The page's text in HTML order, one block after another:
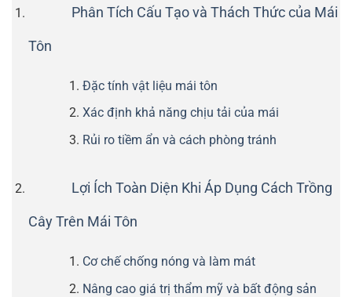
Phân Tích Cấu Tạo và Thách Thức của Mái
Tôn
Đặc tính vật liệu mái tôn
Xác định khả năng chịu tải của mái
Rủi ro tiềm ẩn và cách phòng tránh
Lợi Ích Toàn Diện Khi Áp Dụng Cách Trồng
Cây Trên Mái Tôn
Cơ chế chống nóng và làm mát
Nâng cao giá trị thẩm mỹ và bất động sản